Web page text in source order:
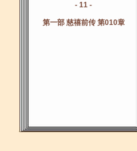
- 11 -
第一部 慈禧前传 第010章